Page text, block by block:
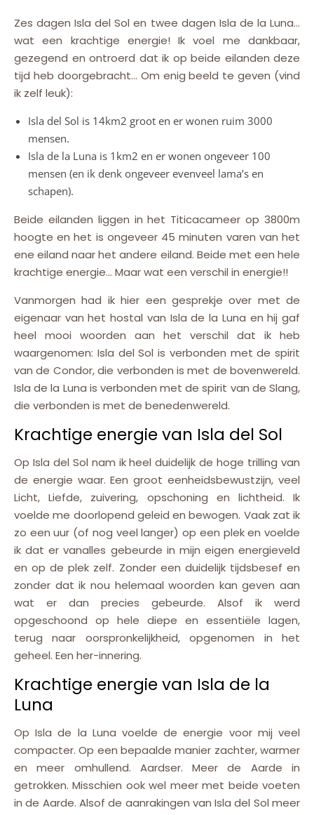
Zes dagen Isla del Sol en twee dagen Isla de la Luna…
wat een krachtige energie! Ik voel me dankbaar,
gezegend en ontroerd dat ik op beide eilanden deze
tijd heb doorgebracht… Om enig beeld te geven (vind
ik zelf leuk):
Isla del Sol is 14km2 groot en er wonen ruim 3000
mensen.
Isla de la Luna is 1km2 en er wonen ongeveer 100
mensen (en ik denk ongeveer evenveel lama’s en
schapen).
Beide eilanden liggen in het Titicacameer op 3800m
hoogte en het is ongeveer 45 minuten varen van het
ene eiland naar het andere eiland. Beide met een hele
krachtige energie… Maar wat een verschil in energie!!
Vanmorgen had ik hier een gesprekje over met de
eigenaar van het hostal van Isla de la Luna en hij gaf
heel mooi woorden aan het verschil dat ik heb
waargenomen: Isla del Sol is verbonden met de spirit
van de Condor, die verbonden is met de bovenwereld.
Isla de la Luna is verbonden met de spirit van de Slang,
die verbonden is met de benedenwereld.
Krachtige energie van Isla del Sol
Op Isla del Sol nam ik heel duidelijk de hoge trilling van
de energie waar. Een groot eenheidsbewustzijn, veel
Licht, Liefde, zuivering, opschoning en lichtheid. Ik
voelde me doorlopend geleid en bewogen. Vaak zat ik
zo een uur (of nog veel langer) op een plek en voelde
ik dat er vanalles gebeurde in mijn eigen energieveld
en op de plek zelf. Zonder een duidelijk tijdsbesef en
zonder dat ik nou helemaal woorden kan geven aan
wat er dan precies gebeurde. Alsof ik werd
opgeschoond op hele diepe en essentiële lagen,
terug naar oorspronkelijkheid, opgenomen in het
geheel. Een her-innering.
Krachtige energie van Isla de la
Luna
Op Isla de la Luna voelde de energie voor mij veel
compacter. Op een bepaalde manier zachter, warmer
en meer omhullend. Aardser. Meer de Aarde in
getrokken. Misschien ook wel meer met beide voeten
in de Aarde. Alsof de aanrakingen van Isla del Sol meer